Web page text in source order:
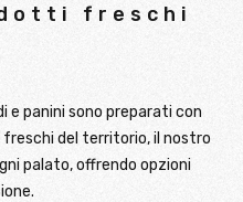
freschi
e panini sono preparati con
del territorio, il nostro
palato, offrendo opzioni